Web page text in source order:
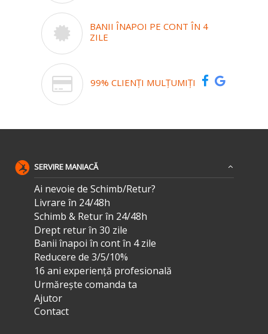
BANII ÎNAPOI PE CONT ÎN 4
ZILE
99% CLIENȚI MULȚUMIȚI
SERVIRE MANIACĂ
Ai nevoie de Schimb/Retur?
Livrare în 24/48h
Schimb & Retur în 24/48h
Drept retur în 30 zile
Banii înapoi în cont în 4 zile
Reducere de 3/5/10%
16 ani experiență profesională
Urmărește comanda ta
Ajutor
Contact